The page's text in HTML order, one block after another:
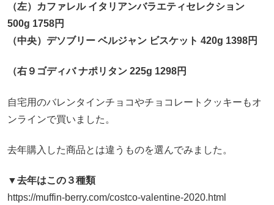
（左）カファレル イタリアンバラエティセレクション
500g 1758円
（中央）デソブリー ベルジャン ビスケット 420g 1398円
（右９ゴディバ ナポリタン 225g 1298円
自宅用のバレンタインチョコやチョコレートクッキーもオ
ンラインで買いました。
去年購入した商品とは違うものを選んでみました。
▼去年はこの３種類
https://muffin-berry.com/costco-valentine-2020.html